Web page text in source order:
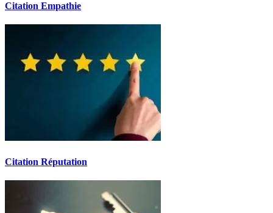
Citation Empathie
Citation Réputation